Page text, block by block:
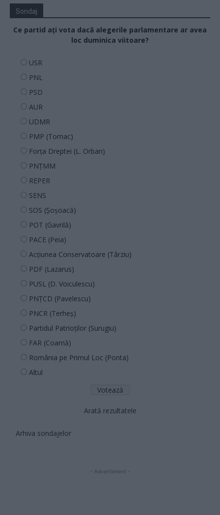
Sondaj
Ce partid ați vota dacă alegerile parlamentare ar avea
loc duminica viitoare?
USR
PNL
PSD
AUR
UDMR
PMP (Tomac)
Forța Dreptei (L. Orban)
PNȚMM
REPER
SENS
SOS (Șoșoacă)
POT (Gavrilă)
PACE (Peia)
Acțiunea Conservatoare (Târziu)
PDF (Lazarus)
PUSL (D. Voiculescu)
PNȚCD (Pavelescu)
PNCR (Terheș)
Partidul Patrioților (Surugiu)
FAR (Coarnă)
România pe Primul Loc (Ponta)
Altul
Arată rezultatele
Arhiva sondajelor
- Advertisment -